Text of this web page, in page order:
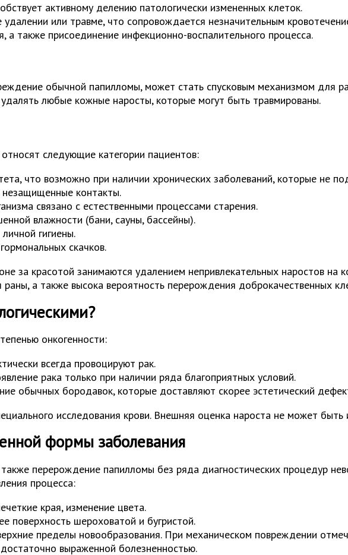
активному делению патологически измененных клеток.
или травме, что сопровождается незначительным
также присоединение инфекционно-воспалительного процесса.
обычной папилломы, может стать спусковым механизмом для
любые кожные наросты, которые могут быть травмированы.
следующие категории пациентов:
что возможно при наличии хронических заболеваний, которые не
контакты.
связано с естественными процессами старения.
влажности (бани, сауны, бассейны).
гигиены.
скачков.
за красотой занимаются удалением непривлекательных наростов на
а также высока вероятность перерождения доброкачественных
онкогенности:
всегда провоцируют рак.
рака только при наличии ряда благоприятных условий.
обычных бородавок, которые доставляют скорее эстетический
исследования крови. Внешняя оценка нароста не может быть
формы заболевания
также перерождение папилломы без ряда диагностических процедур
процесса:
края, изменение цвета.
поверхность шероховатой и бугристой.
пределы новообразования. При механическом повреждении
выраженной болезненностью.